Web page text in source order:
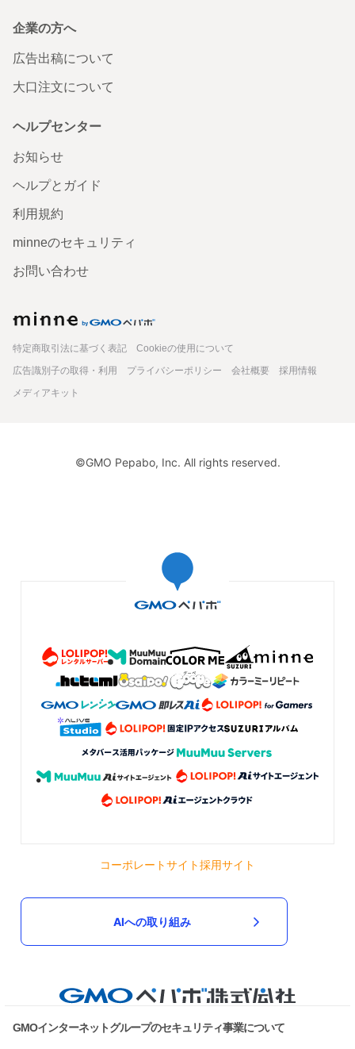
企業の方へ
広告出稿について
大口注文について
ヘルプセンター
お知らせ
ヘルプとガイド
利用規約
minneのセキュリティ
お問い合わせ
特定商取引法に基づく表記
Cookieの使用について
広告識別子の取得・利用
プライバシーポリシー 会社概要
採用情報
メディアキット
©GMO Pepabo, Inc. All rights reserved.
コーポレートサイト採用サイト
AIへの取り組み
GMOインターネットグループのセキュリティ事業について